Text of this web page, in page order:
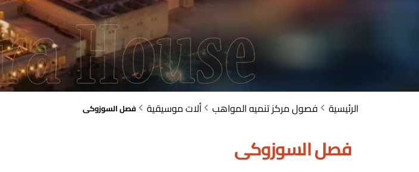
الرئيسية فصول مركز تنميه المواهب ألات موسيقية فصل السوزوكى
فصل السوزوكى